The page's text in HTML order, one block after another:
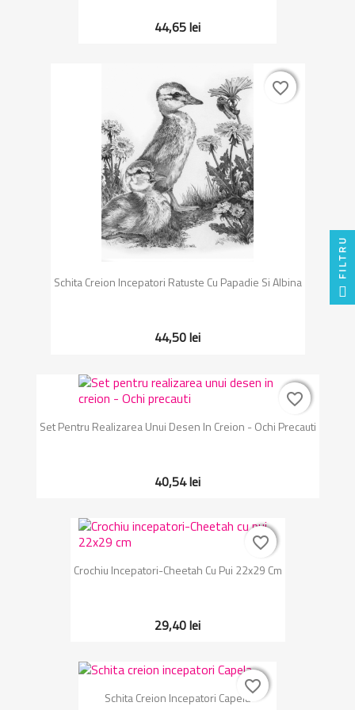
44,65 lei
Schita Creion Incepatori Ratuste Cu Papadie Si Albina
44,50 lei
favorite_border
favorite_border
Set Pentru Realizarea Unui Desen In Creion - Ochi Precauti
40,54 lei
favorite_border
favorite_border
Crochiu Incepatori-Cheetah Cu Pui 22x29 Cm
29,40 lei
favorite_border
favorite_border
Schita Creion Incepatori Capela
favorite_border
favorite_border
FILTRU